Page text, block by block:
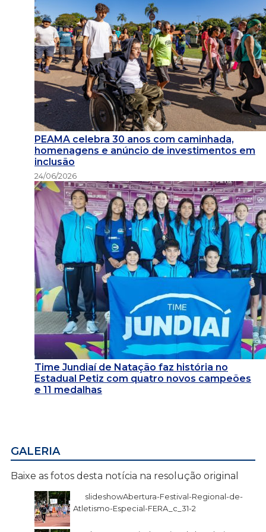
PEAMA celebra 30 anos com caminhada,
homenagens e anúncio de investimentos em
inclusão
24/06/2026
Time Jundiaí de Natação faz história no
Estadual Petiz com quatro novos campeões
e 11 medalhas
GALERIA
Baixe as fotos desta notícia na resolução original
slideshowAbertura-Festival-Regional-de-
Atletismo-Especial-FERA_c_31-2